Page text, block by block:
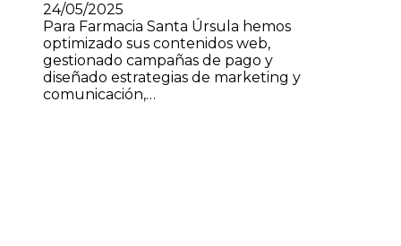
24/05/2025
Para Farmacia Santa Úrsula hemos
optimizado sus contenidos web,
gestionado campañas de pago y
diseñado estrategias de marketing y
comunicación,…